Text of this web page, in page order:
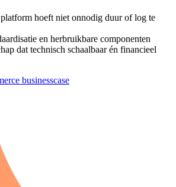
hoeft niet onnodig duur of log te
en herbruikbare componenten
dat technisch schaalbaar én financieel
businesscase